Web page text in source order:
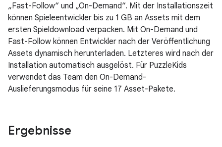
„Fast-Follow“ und „On-Demand“. Mit der Installationszeit
können Spieleentwickler bis zu 1 GB an Assets mit dem
ersten Spieldownload verpacken. Mit On-Demand und
Fast-Follow können Entwickler nach der Veröffentlichung
Assets dynamisch herunterladen. Letzteres wird nach der
Installation automatisch ausgelöst. Für PuzzleKids
verwendet das Team den On-Demand-
Auslieferungsmodus für seine 17 Asset-Pakete.
Ergebnisse